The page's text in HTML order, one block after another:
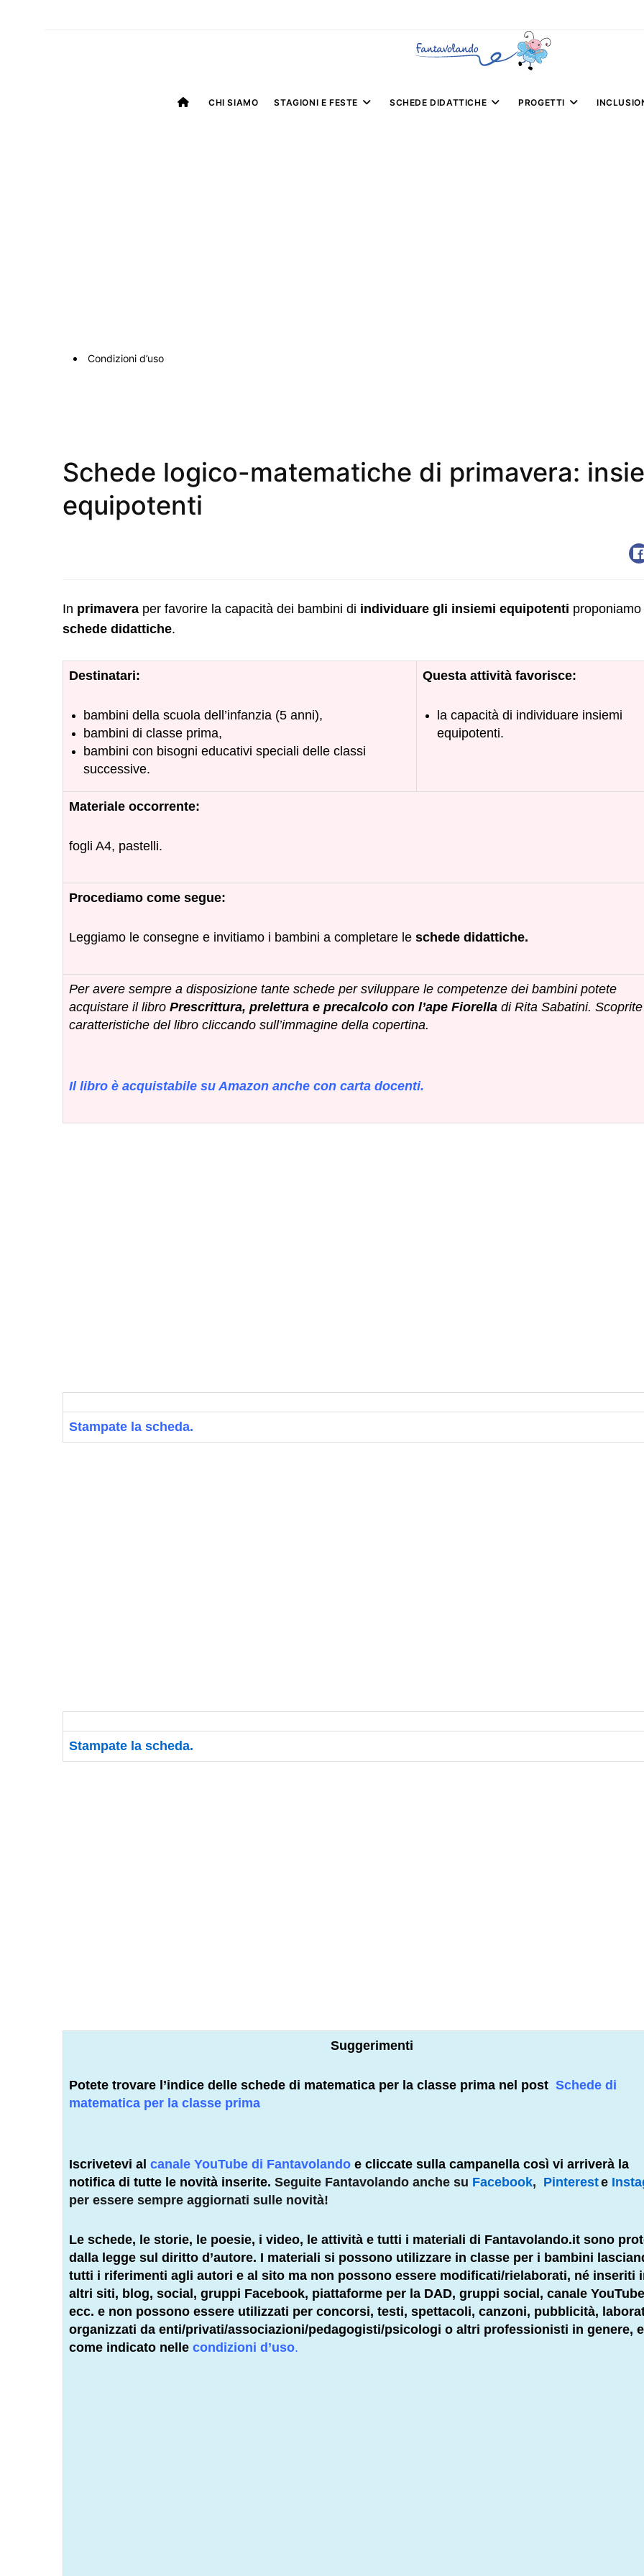
CHI SIAMO STAGIONI E FESTE SCHEDE DIDATTICHE PROGETTI
Condizioni d’uso
Schede logico-matematiche di primavera:
equipotenti
In primavera per favorire la capacità dei bambini di individuare gli insiemi equipotenti
schede didattiche.
Destinatari:
bambini della scuola dell’infanzia (5 anni),
bambini di classe prima,
bambini con bisogni educativi speciali delle classi
successive.
Questa attività favorisce:
la capacità di individuare insiemi
equipotenti.
Materiale occorrente:
fogli A4, pastelli.
Procediamo come segue:
Leggiamo le consegne e invitiamo i bambini a completare le schede didattiche.
Per avere sempre a disposizione tante schede per sviluppare le competenze dei bambini potete
acquistare il libro Prescrittura, prelettura e precalcolo con l’ape Fiorella di Rita Sabatini.
caratteristiche del libro cliccando sull’immagine della copertina.
Il libro è acquistabile su Amazon anche con carta docenti.
Stampate la scheda.
Stampate la scheda.
Suggerimenti
Potete trovare l’indice delle schede di matematica per la classe prima nel post Schede di
matematica per la classe prima
Iscrivetevi al canale YouTube di Fantavolando e cliccate sulla campanella così vi arriverà la
notifica di tutte le novità inserite. Seguite Fantavolando anche su Facebook, Pintereste
per essere sempre aggiornati sulle novità!
Le schede, le storie, le poesie, i video, le attività e tutti i materiali di Fantavolando.it sono
dalla legge sul diritto d’autore. I materiali si possono utilizzare in classe per i bambini
tutti i riferimenti agli autori e al sito ma non possono essere modificati/rielaborati, né inseriti
altri siti, blog, social, gruppi Facebook, piattaforme per la DAD, gruppi social, canale
ecc. e non possono essere utilizzati per concorsi, testi, spettacoli, canzoni, pubblicità,
organizzati da enti/privati/associazioni/pedagogisti/psicologi o altri professionisti in genere,
come indicato nelle condizioni d’uso.